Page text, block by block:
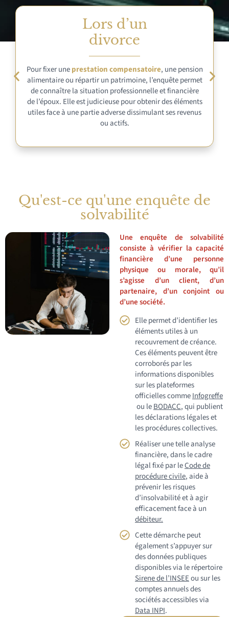
Lors d’une créance
impayée
Face à un défaut de paiement, le créancier peut
solliciter une enquête pour vérifier la solvabilité du
débiteur et envisager une mesure d’exécution ou une
saisie. L’objectif est d’obtenir un remboursement,
d’évaluer les capacités financières et deprotéger ses
intérêts.
Qu'est-ce qu'une enquête de
solvabilité
Une enquête de solvabilité
consiste à vérifier la capacité
financière d’une personne
physique ou morale, qu’il
s’agisse d’un client, d’un
partenaire, d’un conjoint ou
d’une société.
Elle permet d’identifier les
éléments utiles à un
recouvrement de créance.
Ces éléments peuvent être
corroborés par les
informations disponibles
sur les plateformes
officielles commeInfogreffe
ou leBODACC,qui publient
les déclarations légales et
les procédures collectives.
Réaliser une telle analyse
financière, dans le cadre
légal fixé par leCode de
procédure civile, aide à
prévenir les risques
d’insolvabilité et à agir
efficacement face à un
débiteur.
Cette démarche peut
également s’appuyer sur
des données publiques
disponibles via le répertoire
Sirene de l’INSEEou sur les
comptes annuels des
sociétés accessibles via
Data INPI.